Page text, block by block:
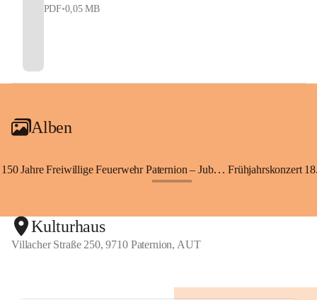
PDF•0,05 MB
Alben
150 Jahre Freiwillige Feuerwehr Paternion – Jubiläumsfest Frühjahrskonzert
Kulturhaus
Villacher Straße 250, 9710 Paternion, AUT